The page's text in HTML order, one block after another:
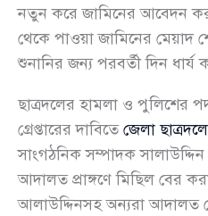
নতুন করে জামিনের আবেদন
থেকে পাওয়া জামিনের
শুনানির জন্য পরবর্তী দিন ধার্য
ছাত্রদলের হামলা ও পুলিশের
গ্রেপ্তারের দাবিতে জেলা
সাংগঠনিক সম্পাদক
আদালত প্রাঙ্গণে মিছিল বের
আলাউদ্দিনসহ অন্যরা আদালত